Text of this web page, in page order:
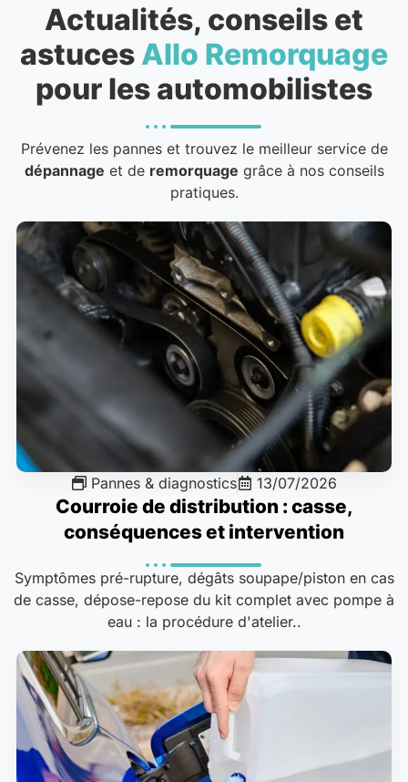
Actualités, conseils et
astuces Allo Remorquage
pour les automobilistes
Prévenez les pannes et trouvez le meilleur service de
dépannage et de remorquage grâce à nos conseils
pratiques.
Pannes & diagnostics 13/07/2026
Courroie de distribution : casse,
conséquences et intervention
Symptômes pré-rupture, dégâts soupape/piston en cas
de casse, dépose-repose du kit complet avec pompe à
eau : la procédure d'atelier..